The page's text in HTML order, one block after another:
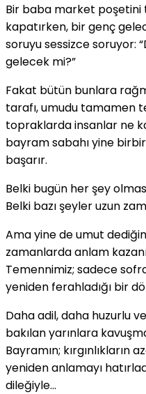
Bir baba market poşetini
kapatırken, bir genç
soruyu sessizce soruyor:
gelecek mi?”
Fakat bütün bunlara
tarafı, umudu tamamen
topraklarda insanlar ne
bayram sabahı yine
başarır.
Belki bugün her şey
Belki bazı şeyler uzun
Ama yine de umut
zamanlarda anlam
Temennimiz; sadece
yeniden ferahladığı bir
Daha adil, daha huzurlu
bakılan yarınlara
Bayramın; kırgınlıkların
yeniden anlamayı
dileğiyle…